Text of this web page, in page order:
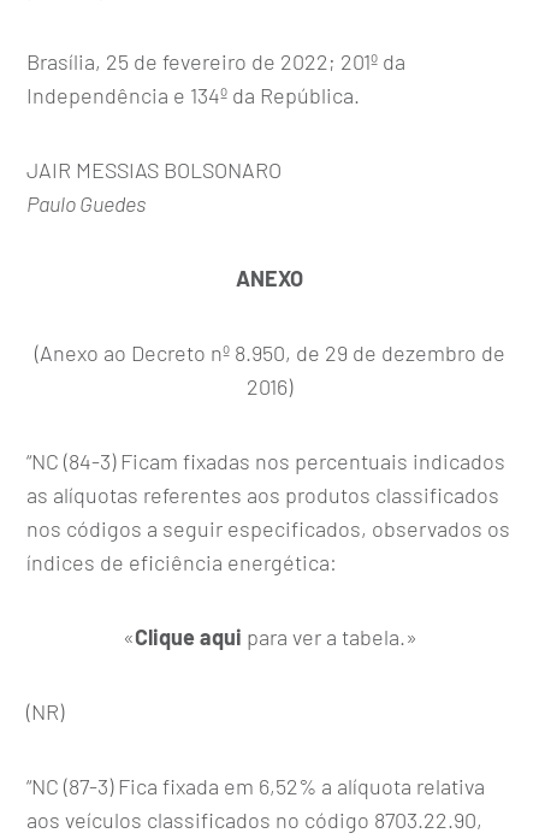
Brasília, 25 de fevereiro de 2022; 201º da
Independência e 134º da República.
JAIR MESSIAS BOLSONARO
Paulo Guedes
ANEXO
(Anexo ao Decreto nº 8.950, de 29 de dezembro de
2016)
“NC (84-3) Ficam fixadas nos percentuais indicados
as alíquotas referentes aos produtos classificados
nos códigos a seguir especificados, observados os
índices de eficiência energética:
«Clique aqui para ver a tabela.»
(NR)
“NC (87-3) Fica fixada em 6,52% a alíquota relativa
aos veículos classificados no código 8703.22.90,